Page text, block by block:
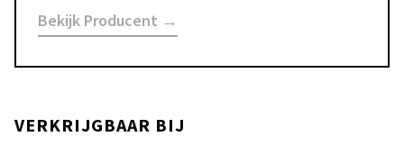
Bekijk Producent →
VERKRIJGBAAR BIJ